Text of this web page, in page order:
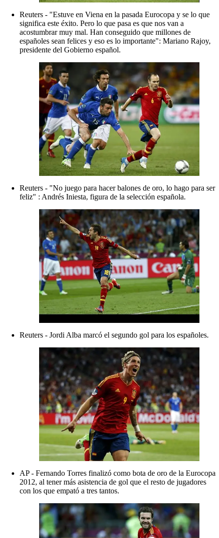
Reuters - "Estuve en Viena en la pasada Eurocopa y se lo que
significa este éxito. Pero lo que pasa es que nos van a
acostumbrar muy mal. Han conseguido que millones de
españoles sean felices y eso es lo importante": Mariano Rajoy,
presidente del Gobierno español.
Reuters - "No juego para hacer balones de oro, lo hago para ser
feliz" : Andrés Iniesta, figura de la selección española.
Reuters - Jordi Alba marcó el segundo gol para los españoles.
AP - Fernando Torres finalizó como bota de oro de la Eurocopa
2012, al tener más asistencia de gol que el resto de jugadores
con los que empató a tres tantos.